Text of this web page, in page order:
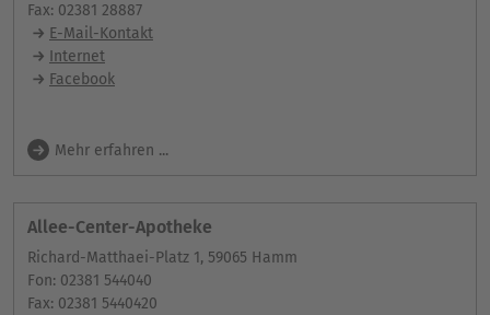
Fax: 02381 28887
E-Mail-Kontakt
Internet
Facebook
Mehr erfahren ...
Allee-Center-Apotheke
Richard-Matthaei-Platz 1, 59065 Hamm
Fon: 02381 544040
Fax: 02381 5440420